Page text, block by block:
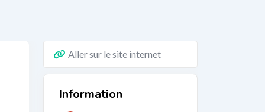
Aller sur le site internet
Information